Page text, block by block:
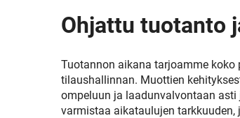
Ohjattu tuotanto
Tuotannon aikana tarjoamme
tilaushallinnan. Muottien
ompeluun ja laadunvalvontaan
varmistaa aikataulujen